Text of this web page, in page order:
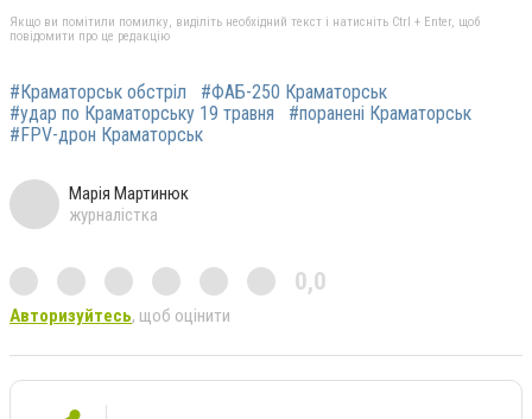
Якщо ви помітили помилку, виділіть необхідний текст і натисніть Ctrl + Enter, щоб
повідомити про це редакцію
#Краматорськ обстріл
#ФАБ-250 Краматорськ
#удар по Краматорську 19 травня
#поранені Краматорськ
#FPV-дрон Краматорськ
Марія Мартинюк
журналістка
0,0
Авторизуйтесь, щоб оцінити